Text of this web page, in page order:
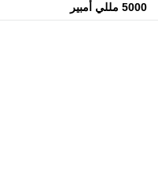
5000 مللي أمبير